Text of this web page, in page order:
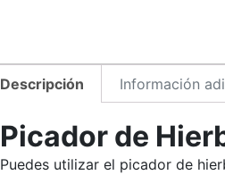
Descripción Información
Picador de
Puedes utilizar el picador de